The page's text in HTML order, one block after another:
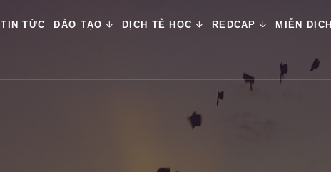
TIN TỨC ĐÀO TẠO DỊCH TỄ HỌC REDCAP MIỄN